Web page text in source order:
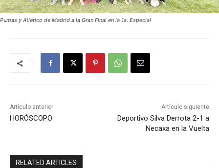
Pumas y Atlético de Madrid a la Gran Final en la 1a. Especial
Artículo anterior
HORÓSCOPO
Artículo siguiente
Deportivo Silva Derrota 2-1 a
Necaxa en la Vuelta
RELATED ARTICLES